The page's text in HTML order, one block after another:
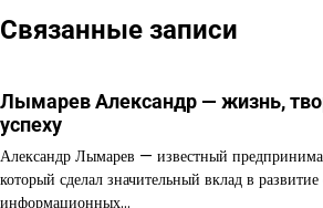
Связанные записи
Лымарев Александр — жизнь,
успеху
Александр Лымарев — известный
который сделал значительный вклад в
информационных…